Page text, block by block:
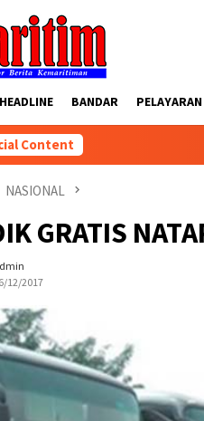
HEADLINE BANDAR PELAYARAN
Content
NASIONAL
GRATIS
12/2017